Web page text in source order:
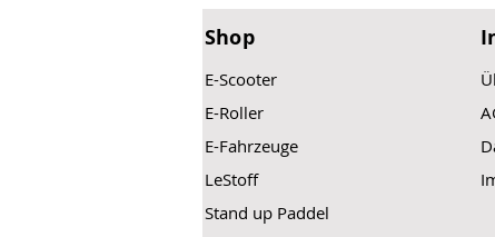
Shop
E-Scooter
E-Roller
E-Fahrzeuge
LeStoff
Stand up Paddel